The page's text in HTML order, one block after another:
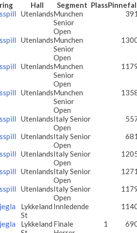
Hall Segment Plass
UtenlandsMunchen
Senior
Open
UtenlandsMunchen
Senior
Open
UtenlandsMunchen
Senior
Open
UtenlandsMunchen
Senior
Open
UtenlandsItaly Senior
Open
UtenlandsItaly Senior
Open
UtenlandsItaly Senior
Open
UtenlandsItaly Senior
Open
UtenlandsItaly Senior
Open
Lykkeland
St
Innledende
Lykkeland Finale
1